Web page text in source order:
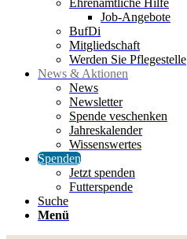
Ehrenamtliche Hilfe
Job-Angebote
BufDi
Mitgliedschaft
Werden Sie Pflegestelle
News & Aktionen
News
Newsletter
Spende veschenken
Jahreskalender
Wissenswertes
Spenden
Jetzt spenden
Futterspende
Suche
Menü